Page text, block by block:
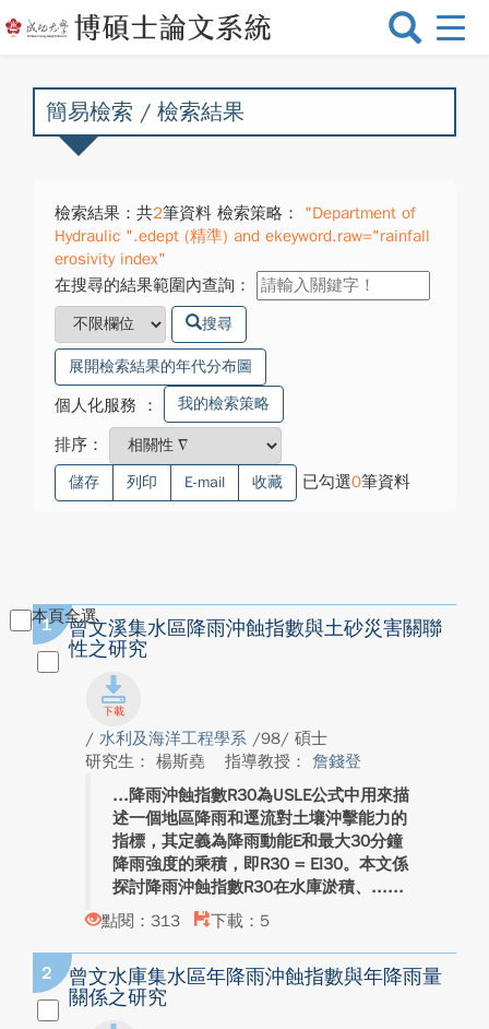
選
換
簡易檢索 / 檢索結果
檢索結果：共2筆資料 檢索策略：
"Department of
Hydraulic ".edept (精準) and ekeyword.raw="rainfall
erosivity index"
在搜尋的結果範圍內查詢：
搜尋
展開檢索結果的年代分布圖
個人化服務 ： 我的檢索策略
排序：
儲存 列印 E-mail 收藏 已勾選0筆資料
本頁全選
1
曾文溪集水區降雨沖蝕指數與土砂災害關聯
性之研究
/ 水利及海洋工程學系 /98/ 碩士
研究生： 楊斯堯
指導教授： 詹錢登
降雨沖蝕指數R30為USLE公式中用來描
述一個地區降雨和逕流對土壤沖擊能力的
指標，其定義為降雨動能E和最大30分鐘
降雨強度的乘積，即R30 = EI30。本文係
探討降雨沖蝕指數R30在水庫淤積、...
點閱：313
下載：5
2
曾文水庫集水區年降雨沖蝕指數與年降雨量
關係之研究